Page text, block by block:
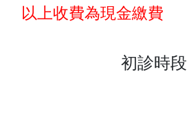
以上收費為現金繳費
初診時段